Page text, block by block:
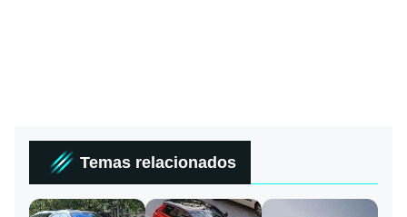
Temas relacionados